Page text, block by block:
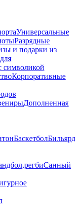
Универсальные
Разрядные
и подарки из
символикой
Корпоративные
Дополненная
БаскетболБильярд
Санный